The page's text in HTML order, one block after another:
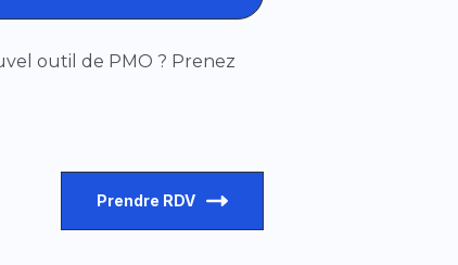
outil de PMO ? Prenez
Prendre RDV